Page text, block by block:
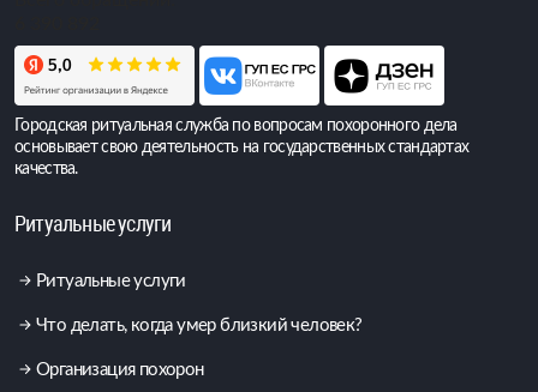
Городская ритуальная служба по вопросам похоронного дела
основывает свою деятельность на государственных стандартах
качества.
Ритуальные услуги
Ритуальные услуги
Что делать, когда умер близкий человек?
Организация похорон